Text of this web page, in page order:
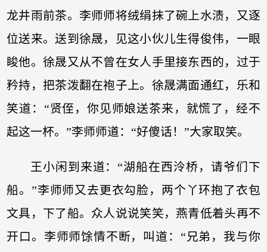
龙井雨前茶。李师师将绒绢抹了碗上水渍，又逐
位送来。送到徐晟，见这小伙儿生得俊伟，一眼
睃他。徐晟又从不曾在女人手里接东西的，过于
矜持，把茶泼翻在袍子上。徐晟满面通红，乐和
笑道：“贤侄，你见师娘送茶来，就慌了，经不
起这一杯。”李师师道：“好傻话！”大家取笑。
王小闲到来道：“湖船在西泠桥，请爷们下
船。”李师师又去更衣勾脸，两个丫环抱了衣包
文具，下了船。众人说说笑笑，燕青低着头再不
开口。李师师馀情不断，叫道：“兄弟，我与你